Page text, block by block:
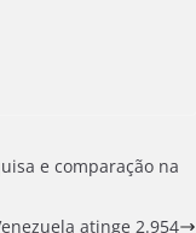
e comparação na
atinge 2.954